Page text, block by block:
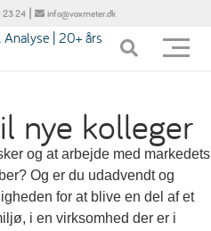
23 24 | info@voxmeter.dk
nye kolleger
og at arbejde med markedets
Og er du udadvendt og
for at blive en del af et
i en virksomhed der er i